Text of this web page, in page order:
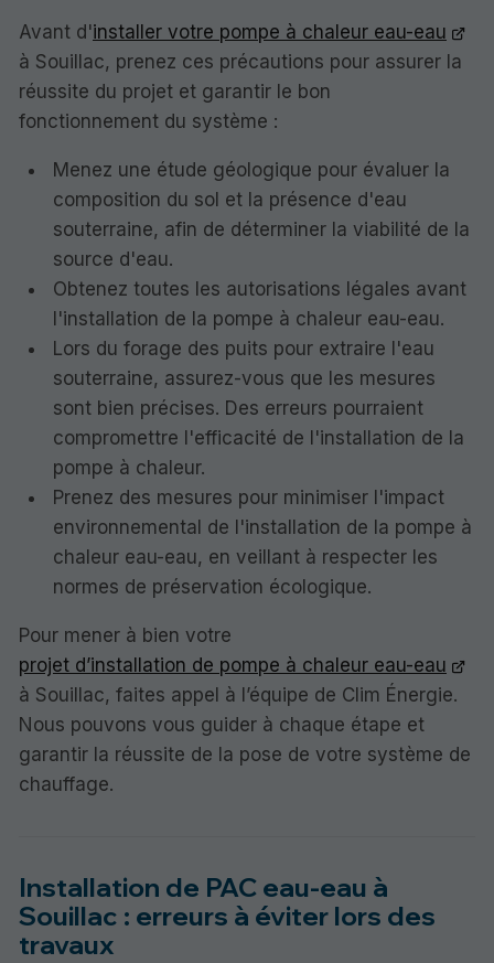
Avant d'installer votre pompe à chaleur eau-eau
à Souillac, prenez ces précautions pour assurer la
réussite du projet et garantir le bon
fonctionnement du système :
Menez une étude géologique pour évaluer la
composition du sol et la présence d'eau
souterraine, afin de déterminer la viabilité de la
source d'eau.
Obtenez toutes les autorisations légales avant
l'installation de la pompe à chaleur eau-eau.
Lors du forage des puits pour extraire l'eau
souterraine, assurez-vous que les mesures
sont bien précises. Des erreurs pourraient
compromettre l'efficacité de l'installation de la
pompe à chaleur.
Prenez des mesures pour minimiser l'impact
environnemental de l'installation de la pompe à
chaleur eau-eau, en veillant à respecter les
normes de préservation écologique.
Pour mener à bien votre
projet d’installation de pompe à chaleur eau-eau
à Souillac, faites appel à l’équipe de Clim Énergie.
Nous pouvons vous guider à chaque étape et
garantir la réussite de la pose de votre système de
chauffage.
Installation de PAC eau-eau à
Souillac : erreurs à éviter lors des
travaux